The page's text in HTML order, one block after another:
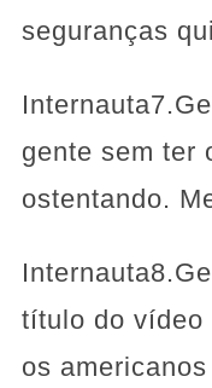
seguranças
gente sem ter
ostentando.
título do vídeo
os